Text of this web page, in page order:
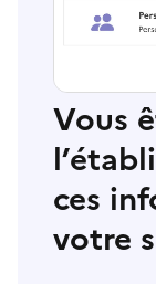
Vous
ces
votre